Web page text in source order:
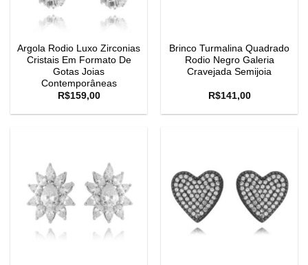
Argola Rodio Luxo Zirconias
Cristais Em Formato De
Gotas Joias
Contemporâneas
R$159,00
Brinco Turmalina Quadrado
Rodio Negro Galeria
Cravejada Semijoia
R$141,00